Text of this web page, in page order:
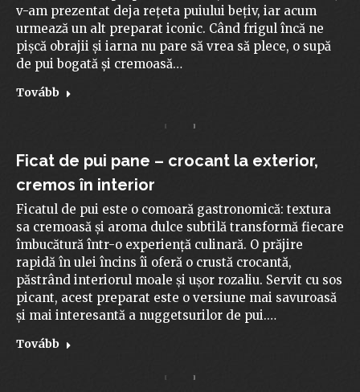
v-am prezentat deja rețeta puiului bețiv, iar acum
urmează un alt preparat iconic. Când frigul încă ne
pișcă obrajii și iarna nu pare să vrea să plece, o supă
de pui bogată și cremoasă…
Tovább
Ficat de pui pane – crocant la exterior,
cremos în interior
Ficatul de pui este o comoară gastronomică: textura
sa cremoasă și aroma dulce subtilă transformă fiecare
îmbucătură într-o experiență culinară. O prăjire
rapidă în ulei încins îi oferă o crustă crocantă,
păstrând interiorul moale și ușor rozaliu. Servit cu sos
picant, acest preparat este o versiune mai savuroasă
și mai interesantă a nuggetsurilor de pui.…
Tovább